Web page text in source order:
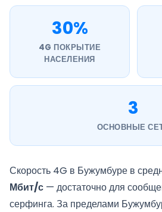
30%
4G ПОКРЫТИЕ
НАСЕЛЕНИЯ
3
ОСНОВНЫЕ
Скорость 4G в Бужумбуре в
Мбит/с — достаточно для
серфинга. За пределами